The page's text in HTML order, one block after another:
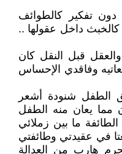
دون تفكير كالطوائف
كالخبث داخل عقولها ..
قبل النقل كان
وفاقدي الإحساس
الطفل شنودة أشعر
مما يعان منه الطفل
ما بين زملائي
في عقيدتي وطائفتي
هارب من العدالة